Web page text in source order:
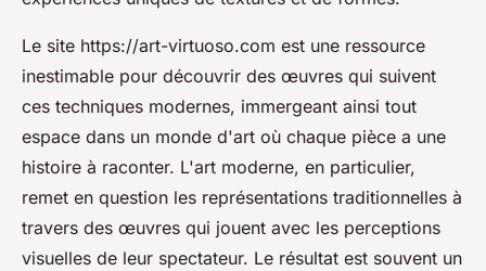
Le site https://art-virtuoso.com est une ressource
inestimable pour découvrir des œuvres qui suivent
ces techniques modernes, immergeant ainsi tout
espace dans un monde d'art où chaque pièce a une
histoire à raconter. L'art moderne, en particulier,
remet en question les représentations traditionnelles à
travers des œuvres qui jouent avec les perceptions
visuelles de leur spectateur. Le résultat est souvent un